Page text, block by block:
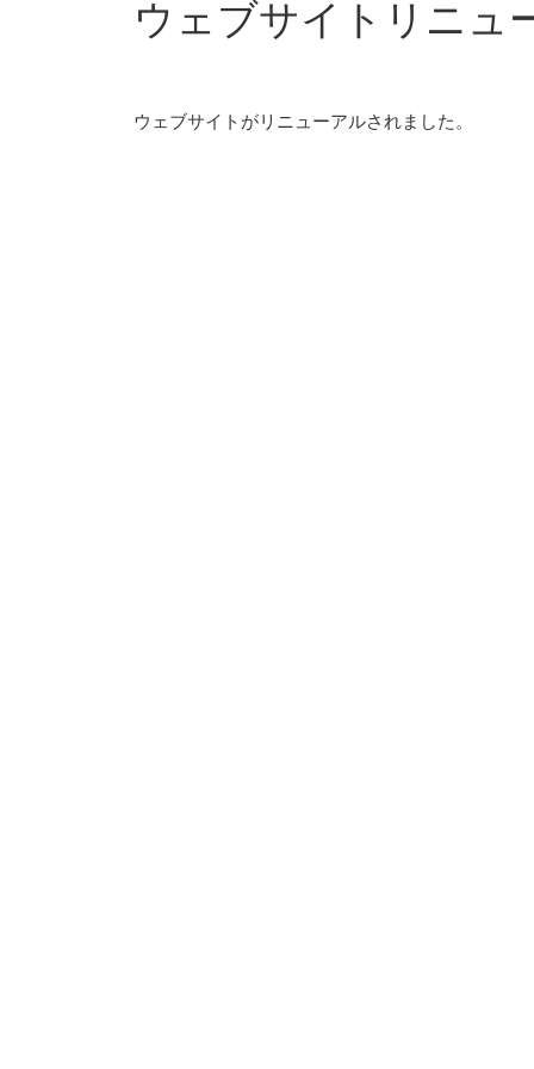
ウェブサイトリニュ
ウェブサイトがリニューアルされました。